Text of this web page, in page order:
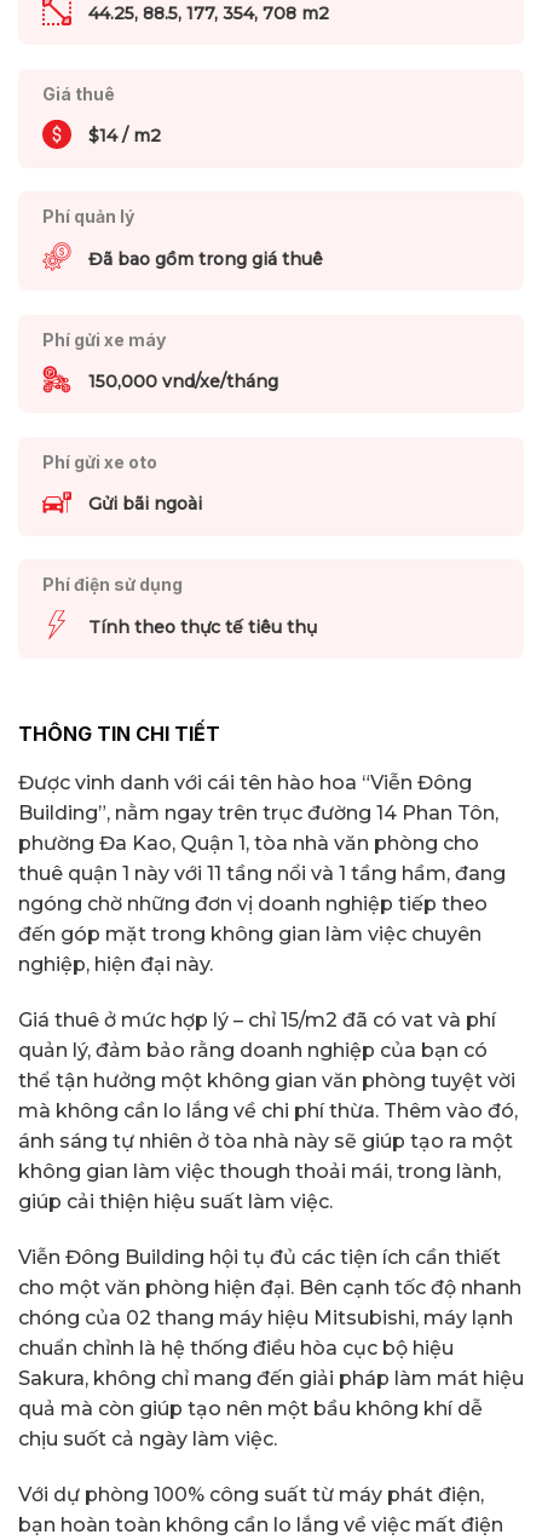
44.25, 88.5, 177, 354, 708 m2
Giá thuê
$14 / m2
Phí quản lý
Đã bao gồm trong giá thuê
Phí gửi xe máy
150,000 vnd/xe/tháng
Phí gửi xe oto
Gửi bãi ngoài
Phí điện sử dụng
Tính theo thực tế tiêu thụ
THÔNG TIN CHI TIẾT
Được vinh danh với cái tên hào hoa “Viễn Đông
Building”, nằm ngay trên trục đường 14 Phan Tôn,
phường Đa Kao, Quận 1, tòa nhà văn phòng cho
thuê quận 1 này với 11 tầng nổi và 1 tầng hầm, đang
ngóng chờ những đơn vị doanh nghiệp tiếp theo
đến góp mặt trong không gian làm việc chuyên
nghiệp, hiện đại này.
Giá thuê ở mức hợp lý – chỉ 15/m2 đã có vat và phí
quản lý, đảm bảo rằng doanh nghiệp của bạn có
thể tận hưởng một không gian văn phòng tuyệt vời
mà không cần lo lắng về chi phí thừa. Thêm vào đó,
ánh sáng tự nhiên ở tòa nhà này sẽ giúp tạo ra một
không gian làm việc though thoải mái, trong lành,
giúp cải thiện hiệu suất làm việc.
Viễn Đông Building hội tụ đủ các tiện ích cần thiết
cho một văn phòng hiện đại. Bên cạnh tốc độ nhanh
chóng của 02 thang máy hiệu Mitsubishi, máy lạnh
chuẩn chỉnh là hệ thống điều hòa cục bộ hiệu
Sakura, không chỉ mang đến giải pháp làm mát hiệu
quả mà còn giúp tạo nên một bầu không khí dễ
chịu suốt cả ngày làm việc.
Với dự phòng 100% công suất từ máy phát điện,
bạn hoàn toàn không cần lo lắng về việc mất điện